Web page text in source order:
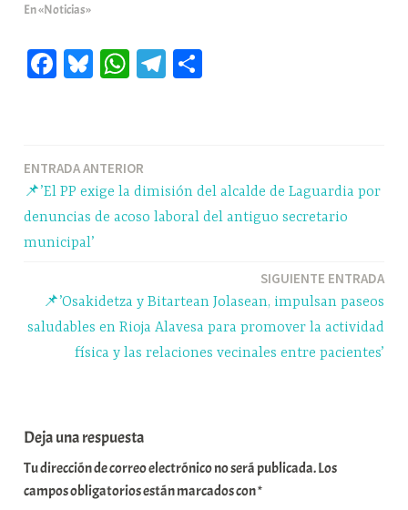
En «Noticias»
Fa Bl W
pp
Te
m rti
r
Navegación
de
entradas
ENTRADA ANTERIOR
📌’El PP exige la dimisión del alcalde de Laguardia por
denuncias de acoso laboral del antiguo secretario
municipal’
SIGUIENTE ENTRADA
📌’Osakidetza y Bitartean Jolasean, impulsan paseos
saludables en Rioja Alavesa para promover la actividad
física y las relaciones vecinales entre pacientes’
Deja una respuesta
Tu dirección de correo electrónico no será publicada.Los
campos obligatorios están marcados con*